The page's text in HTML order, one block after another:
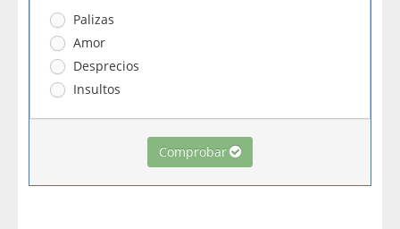
Palizas
Amor
Desprecios
Insultos
Comprobar